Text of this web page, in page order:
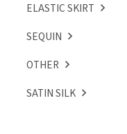
ELASTIC SKIRT
SEQUIN
OTHER
SATIN SILK